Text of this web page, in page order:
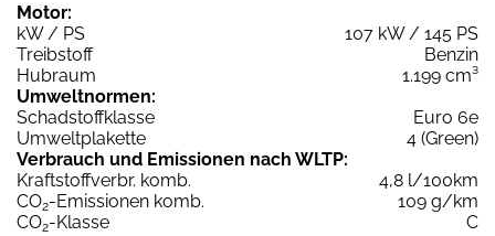
Motor:
kW / PS
107 kW / 145 PS
Treibstoff
Benzin
Hubraum
1.199 cm³
Umweltnormen:
Schadstoffklasse
Euro 6e
Umweltplakette
4 (Green)
Verbrauch und Emissionen nach WLTP:
Kraftstoffverbr. komb.
4,8 l/100km
CO2-Emissionen komb.
109 g/km
CO2-Klasse
C